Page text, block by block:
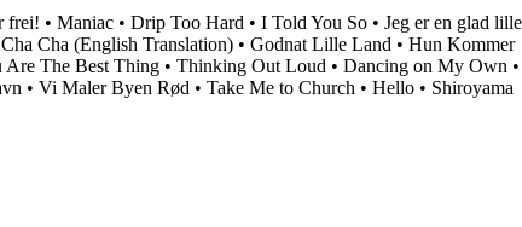
frei! • Maniac • Drip Too Hard • I Told You So • Jeg er en glad lille
Cha (English Translation) • Godnat Lille Land • Hun Kommer
Are The Best Thing • Thinking Out Loud • Dancing on My Own •
• Vi Maler Byen Rød • Take Me to Church • Hello • Shiroyama